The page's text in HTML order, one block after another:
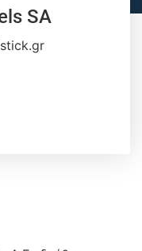
SA